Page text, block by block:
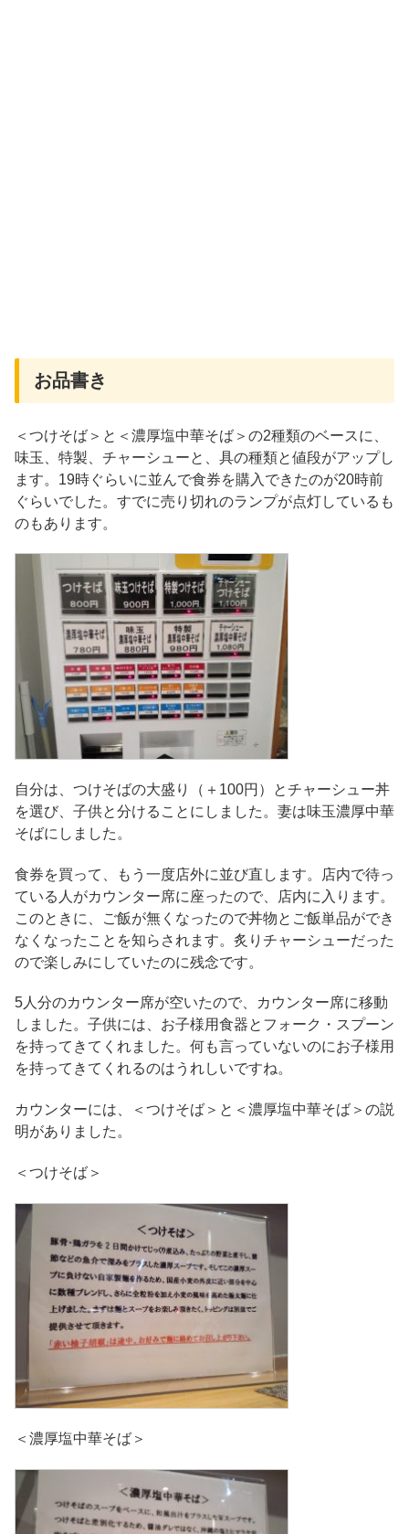
お品書き
＜つけそば＞と＜濃厚塩中華そば＞の2種類のベースに、
味玉、特製、チャーシューと、具の種類と値段がアップし
ます。19時ぐらいに並んで食券を購入できたのが20時前
ぐらいでした。すでに売り切れのランプが点灯しているも
のもあります。
自分は、つけそばの大盛り（＋100円）とチャーシュー丼
を選び、子供と分けることにしました。妻は味玉濃厚中華
そばにしました。
食券を買って、もう一度店外に並び直します。店内で待っ
ている人がカウンター席に座ったので、店内に入ります。
このときに、ご飯が無くなったので丼物とご飯単品ができ
なくなったことを知らされます。炙りチャーシューだった
ので楽しみにしていたのに残念です。
5人分のカウンター席が空いたので、カウンター席に移動
しました。子供には、お子様用食器とフォーク・スプーン
を持ってきてくれました。何も言っていないのにお子様用
を持ってきてくれるのはうれしいですね。
カウンターには、＜つけそば＞と＜濃厚塩中華そば＞の説
明がありました。
＜つけそば＞
＜濃厚塩中華そば＞